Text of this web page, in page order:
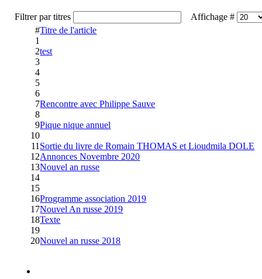
Filtrer par titres
Affichage #
#Titre de l'article
1
2test
3
4
5
6
7Rencontre avec Philippe Sauve
8
9Pique nique annuel
10
11 Sortie du livre de Romain THOMAS et Lioudmila DOLE
12Annonces Novembre 2020
13Nouvel an russe
14
15
16Programme association 2019
17Nouvel An russe 2019
18Texte
19
20Nouvel an russe 2018